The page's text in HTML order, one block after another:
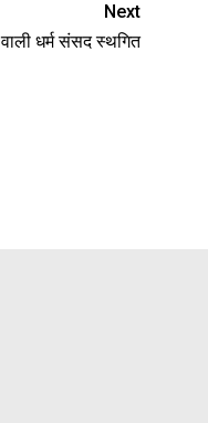
Next
वाली धर्म संसद स्थगित